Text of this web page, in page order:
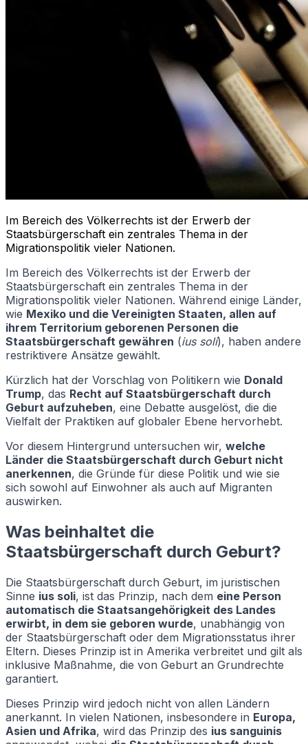
Im Bereich des Völkerrechts ist der Erwerb der
Staatsbürgerschaft ein zentrales Thema in der
Migrationspolitik vieler Nationen.
Im Bereich des Völkerrechts ist der Erwerb der
Staatsbürgerschaft ein zentrales Thema in der
Migrationspolitik vieler Nationen. Während einige Länder,
wie Mexiko und die Vereinigten Staaten, allen auf
ihrem Territorium geborenen Personen die
Staatsbürgerschaft gewähren (ius soli), haben andere
restriktivere Ansätze gewählt.
Kürzlich hat der Vorschlag von Politikern wie Donald
Trump, das Recht auf Staatsbürgerschaft durch
Geburt aufzuheben, eine Debatte ausgelöst, die die
Vielfalt der Praktiken auf globaler Ebene hervorhebt.
Vor diesem Hintergrund untersuchen wir, welche
Länder die Staatsbürgerschaft durch Geburt nicht
anerkennen, die Gründe für diese Politik und wie sie
sich sowohl auf Einwohner als auch auf Migranten
auswirken.
Was beinhaltet die
Staatsbürgerschaft durch Geburt?
Die Staatsbürgerschaft durch Geburt, im juristischen
Sinne ius soli, ist das Prinzip, nach dem eine Person
automatisch die Staatsangehörigkeit des Landes
erwirbt, in dem sie geboren wurde, unabhängig von
der Staatsbürgerschaft oder dem Migrationsstatus ihrer
Eltern. Dieses Prinzip ist in Amerika verbreitet und gilt als
inklusive Maßnahme, die von Geburt an Grundrechte
garantiert.
Dieses Prinzip wird jedoch nicht von allen Ländern
anerkannt. In vielen Nationen, insbesondere in Europa,
Asien und Afrika, wird das Prinzip des ius sanguinis